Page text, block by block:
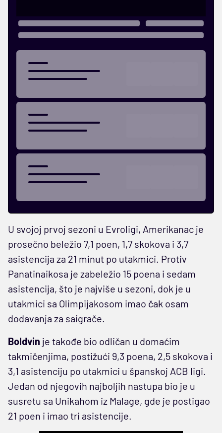
U svojoj prvoj sezoni u Evroligi, Amerikanac je
prosečno beležio 7,1 poen, 1,7 skokova i 3,7
asistencija za 21 minut po utakmici. Protiv
Panatinaikosa je zabeležio 15 poena i sedam
asistencija, što je najviše u sezoni, dok je u
utakmici sa Olimpijakosom imao čak osam
dodavanja za saigrače.
Boldvin je takođe bio odličan u domaćim
takmičenjima, postižući 9,3 poena, 2,5 skokova i
3,1 asistenciju po utakmici u španskoj ACB ligi.
Jedan od njegovih najboljih nastupa bio je u
susretu sa Unikahom iz Malage, gde je postigao
21 poen i imao tri asistencije.